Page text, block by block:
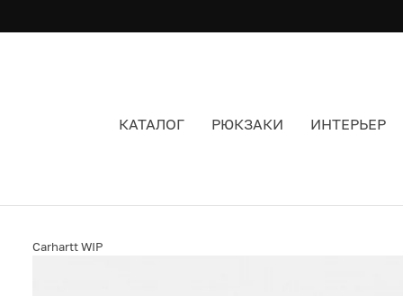
КАТАЛОГ РЮКЗАКИ ИНТЕРЬЕР
Carhartt WIP